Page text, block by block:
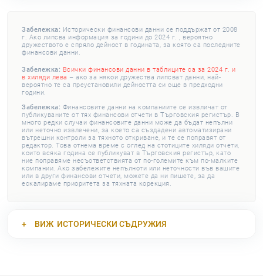
Забележка: Исторически финансови данни се поддържат от 2008
г. Ако липсва информация за години до 2024 г. , вероятно
дружеството е спряло дейност в годината, за която са последните
финансови данни.
Забележка: Всички финансови данни в таблиците са за 2024 г. и
в хиляди лева – ако за някои дружества липсват данни, най-
вероятно те са преустановили дейността си още в предходни
години.
Забележка: Финансовите данни на компаниите се извличат от
публикуваните от тях финансови отчети в Търговския регистър. В
много редки случаи финансовите данни може да бъдат непълни
или неточно извлечени, за което са създадени автоматизирани
вътрешни контроли за тяхното откриване, и те се поправят от
редактор. Това отнема време с оглед на стотиците хиляди отчети,
които всяка година се публикуват в Търговския регистър, като
ние поправяме несъответствията от по-големите към по-малките
компании. Ако забележите непълноти или неточности във вашите
или в други финансови отчети, можете да ни пишете, за да
ескалираме приоритета за тяхната корекция.
ВИЖ ИСТОРИЧЕСКИ СЪДРУЖИЯ